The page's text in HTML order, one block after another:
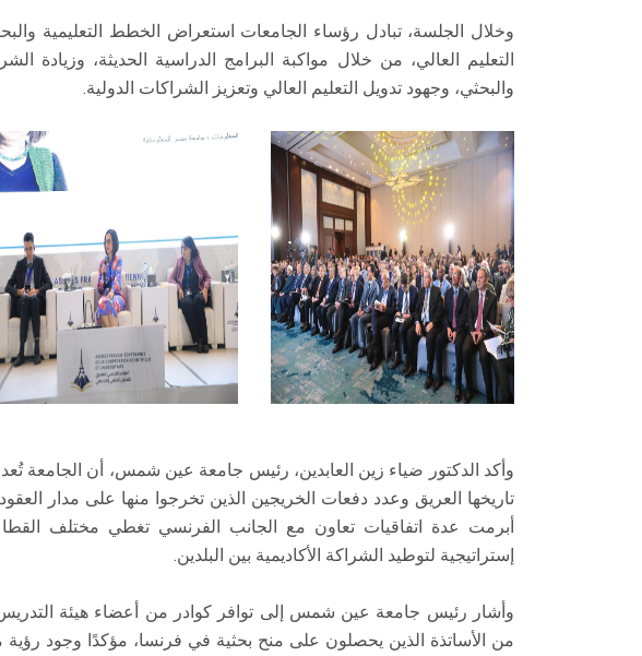
وخلال الجلسة، تبادل رؤساء الجامعات استعراض الخطط التعليمية
التعليم العالي، من خلال مواكبة البرامج الدراسية الحديثة، وزيادة
والبحثي، وجهود تدويل التعليم العالي وتعزيز الشراكات الدولية.
وأكد الدكتور ضياء زين العابدين، رئيس جامعة عين شمس، أن الجامعة
تاريخها العريق وعدد دفعات الخريجين الذين تخرجوا منها على مدار
أبرمت عدة اتفاقيات تعاون مع الجانب الفرنسي تغطي مختلف
إستراتيجية لتوطيد الشراكة الأكاديمية بين البلدين.
وأشار رئيس جامعة عين شمس إلى توافر كوادر من أعضاء هيئة
من الأساتذة الذين يحصلون على منح بحثية في فرنسا، مؤكدًا وجود رؤية